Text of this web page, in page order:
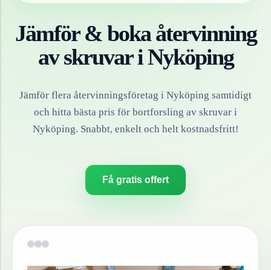
Jämför & boka återvinning
avskruvariNyköping
Jämför flera återvinningsföretag i Nyköping samtidigt
och hitta bästa pris för bortforsling av skruvar i
Nyköping. Snabbt, enkelt och helt kostnadsfritt!
Få gratis offert